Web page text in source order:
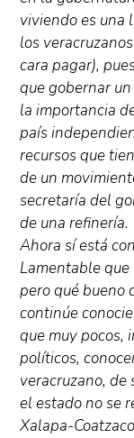
viviendo es una
los
cara pagar),
que gobernar
la importancia
país
recursos que
de un
secretaría del
de una refinería.
Ahora sí está
Lamentable
pero qué bueno
continúe
que muy pocos,
políticos,
veracruzano, de
el estado no se
Xalapa-